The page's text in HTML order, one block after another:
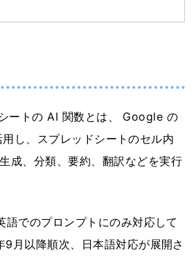
ートの AI 関数とは、 Google の
し、スプレッドシートのセル内
成、分類、要約、翻訳などを実行
語でのプロンプトにのみ対応して
月以降順次、日本語対応が展開さ